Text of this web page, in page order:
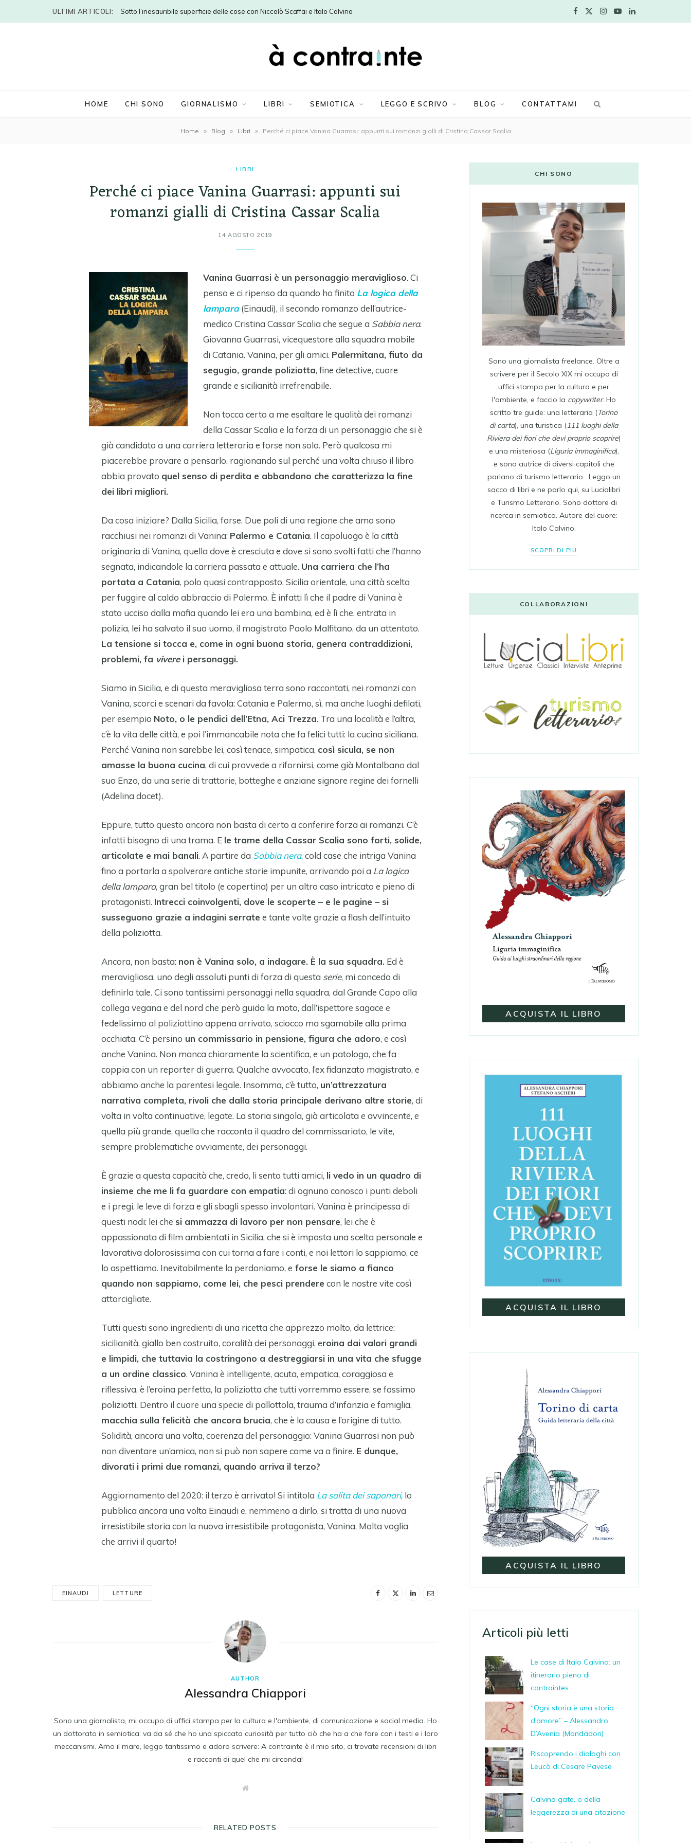
ULTIMI ARTICOLI: Sotto l’inesauribile superficie delle cose con Niccolò Scaffai e Italo Calvino
i
)
I Y L
HOME CHI SONO GIORNALISMO LIBRI SEMIOTICA LEGGO E SCRIVO BLOG CONTATTAMI
Home » Blog » Libri » Perché ci piace Vanina Guarrasi: appunti sui romanzi gialli di Cristina Cassar Scalia
LIBRI
Perché ci piace Vanina Guarrasi: appunti sui
romanzi gialli di Cristina Cassar Scalia
14 AGOSTO 2019
Vanina Guarrasi è un personaggio meraviglioso. Ci
penso e ci ripenso da quando ho finito La logica della
lampara(Einaudi), il secondo romanzo dell’autrice-
medico Cristina Cassar Scalia che segue a Sabbia nera.
Giovanna Guarrasi, vicequestore alla squadra mobile
di Catania. Vanina, per gli amici. Palermitana, fiuto da
segugio, grande poliziotta, fine detective, cuore
grande e sicilianità irrefrenabile.
Non tocca certo a me esaltare le qualità dei romanzi
della Cassar Scalia e la forza di un personaggio che si è
già candidato a una carriera letteraria e forse non solo. Però qualcosa mi
piacerebbe provare a pensarlo, ragionando sul perché una volta chiuso il libro
abbia provato quel senso di perdita e abbandono che caratterizza la fine
dei libri migliori.
Da cosa iniziare? Dalla Sicilia, forse. Due poli di una regione che amo sono
racchiusi nei romanzi di Vanina: Palermo e Catania. Il capoluogo è la città
originaria di Vanina, quella dove è cresciuta e dove si sono svolti fatti che l’hanno
segnata, indicandole la carriera passata e attuale. Una carriera che l’ha
portata a Catania, polo quasi contrapposto, Sicilia orientale, una città scelta
per fuggire al caldo abbraccio di Palermo. È infatti lì che il padre di Vanina è
stato ucciso dalla mafia quando lei era una bambina, ed è lì che, entrata in
polizia, lei ha salvato il suo uomo, il magistrato Paolo Malfitano, da un attentato.
La tensione si tocca e, come in ogni buona storia, genera contraddizioni,
problemi, fa viverei personaggi.
Siamo in Sicilia, e di questa meravigliosa terra sono raccontati, nei romanzi con
Vanina, scorci e scenari da favola: Catania e Palermo, sì, ma anche luoghi defilati,
per esempio Noto, o le pendici dell’Etna, Aci Trezza. Tra una località e l’altra,
c’è la vita delle città, e poi l’immancabile nota che fa felici tutti: la cucina siciliana.
Perché Vanina non sarebbe lei, così tenace, simpatica, così sicula, se non
amasse la buona cucina, di cui provvede a rifornirsi, come già Montalbano dal
suo Enzo, da una serie di trattorie, botteghe e anziane signore regine dei fornelli
(Adelina docet).
Eppure, tutto questo ancora non basta di certo a conferire forza ai romanzi. C’è
infatti bisogno di una trama. E le trame della Cassar Scalia sono forti, solide,
articolate e mai banali. A partire da Sabbia nera, cold case che intriga Vanina
fino a portarla a spolverare antiche storie impunite, arrivando poi a La logica
della lampara, gran bel titolo (e copertina) per un altro caso intricato e pieno di
protagonisti. Intrecci coinvolgenti, dove le scoperte – e le pagine – si
susseguono grazie a indagini serrate e tante volte grazie a flash dell’intuito
della poliziotta.
Ancora, non basta: non è Vanina solo, a indagare. È la sua squadra.Ed è
meravigliosa, uno degli assoluti punti di forza di questa serie, mi concedo di
definirla tale. Ci sono tantissimi personaggi nella squadra, dal Grande Capo alla
collega vegana e del nord che però guida la moto, dall’ispettore sagace e
fedelissimo al poliziottino appena arrivato, sciocco ma sgamabile alla prima
occhiata. C’è persino un commissario in pensione, figura che adoro, e così
anche Vanina. Non manca chiaramente la scientifica, e un patologo, che fa
coppia con un reporter di guerra. Qualche avvocato, l’ex fidanzato magistrato, e
abbiamo anche la parentesi legale. Insomma, c’è tutto, un’attrezzatura
narrativa completa, rivoli che dalla storia principale derivano altre storie, di
volta in volta continuative, legate. La storia singola, già articolata e avvincente, e
quella più grande, quella che racconta il quadro del commissariato, le vite,
sempre problematiche ovviamente, dei personaggi.
È grazie a questa capacità che, credo, li sento tutti amici, li vedo in un quadro di
insieme che me li fa guardare con empatia: di ognuno conosco i punti deboli
e i pregi, le leve di forza e gli sbagli spesso involontari. Vanina è principessa di
questi nodi: lei che si ammazza di lavoro per non pensare, lei che è
appassionata di film ambientati in Sicilia, che si è imposta una scelta personale e
lavorativa dolorosissima con cui torna a fare i conti, e noi lettori lo sappiamo, ce
lo aspettiamo. Inevitabilmente la perdoniamo, e forse le siamo a fianco
quando non sappiamo, come lei, che pesci prendere con le nostre vite così
attorcigliate.
Tutti questi sono ingredienti di una ricetta che apprezzo molto, da lettrice:
sicilianità, giallo ben costruito, coralità dei personaggi, eroina dai valori grandi
e limpidi, che tuttavia la costringono a destreggiarsi in una vita che sfugge
a un ordine classico. Vanina è intelligente, acuta, empatica, coraggiosa e
riflessiva, è l’eroina perfetta, la poliziotta che tutti vorremmo essere, se fossimo
poliziotti. Dentro il cuore una specie di pallottola, trauma d’infanzia e famiglia,
macchia sulla felicità che ancora brucia, che è la causa e l’origine di tutto.
Solidità, ancora una volta, coerenza del personaggio: Vanina Guarrasi non può
non diventare un’amica, non si può non sapere come va a finire. E dunque,
divorati i primi due romanzi, quando arriva il terzo?
Aggiornamento del 2020: il terzo è arrivato! Si intitola La salita dei saponari, lo
pubblica ancora una volta Einaudi e, nemmeno a dirlo, si tratta di una nuova
irresistibile storia con la nuova irresistibile protagonista, Vanina. Molta voglia
che arrivi il quarto!
EINAUDI LETTURE
AUTHOR
Alessandra Chiappori
Sono una giornalista, mi occupo di uffici stampa per la cultura e l'ambiente, di comunicazione e social media. Ho
un dottorato in semiotica: va da sé che ho una spiccata curiosità per tutto ciò che ha a che fare con i testi e i loro
meccanismi. Amo il mare, leggo tantissimo e adoro scrivere: A contrainte è il mio sito, ci trovate recensioni di libri
e racconti di quel che mi circonda!
W
t
e
RELATED POSTS
CHI SONO
Sono una giornalista freelance. Oltre a
scrivere per il Secolo XIX mi occupo di
uffici stampa per la cultura e per
l'ambiente, e faccio la copywriter. Ho
scritto tre guide: una letteraria (Torino
di carta), una turistica (111 luoghi della
Riviera dei fiori che devi proprio scoprire)
e una misteriosa (Liguria immaginifica),
e sono autrice di diversi capitoli che
parlano di turismo letterario . Leggo un
sacco di libri e ne parlo qui, su Lucialibri
e Turismo Letterario. Sono dottore di
ricerca in semiotica. Autore del cuore:
Italo Calvino.
SCOPRI DI PIÙ
COLLABORAZIONI
ACQUISTA IL LIBRO
ACQUISTA IL LIBRO
ACQUISTA IL LIBRO
Articoli più letti
Le case di Italo Calvino: un
itinerario pieno di
contraintes
“Ogni storia è una storia
d’amore” – Alessandro
D’Avenia (Mondadori)
Riscoprendo i dialoghi con
Leucò di Cesare Pavese
Calvino gate, o della
leggerezza di una citazione